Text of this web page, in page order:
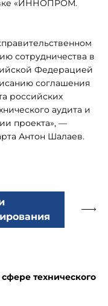
«ИННОПРОМ.
сотрудничества в
Федерацией
соглашения
российских
аудита и
проекта», —
Антон Шалаев.
технического